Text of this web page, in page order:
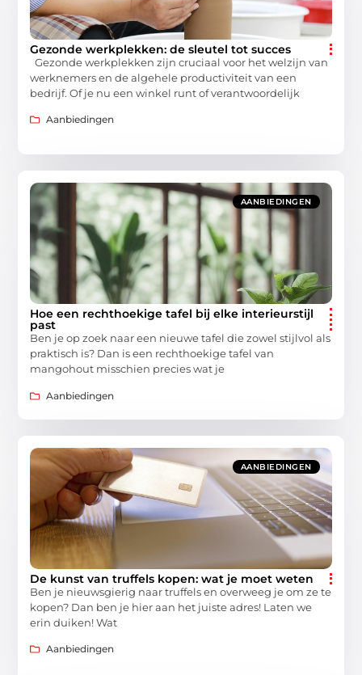
Gezonde werkplekken: de sleutel tot succes
Gezonde werkplekken zijn cruciaal voor het welzijn van
werknemers en de algehele productiviteit van een
bedrijf. Of je nu een winkel runt of verantwoordelijk
Aanbiedingen
AANBIEDINGEN
Hoe een rechthoekige tafel bij elke interieurstijl
past
Ben je op zoek naar een nieuwe tafel die zowel stijlvol als
praktisch is? Dan is een rechthoekige tafel van
mangohout misschien precies wat je
Aanbiedingen
AANBIEDINGEN
De kunst van truffels kopen: wat je moet weten
Ben je nieuwsgierig naar truffels en overweeg je om ze te
kopen? Dan ben je hier aan het juiste adres! Laten we
erin duiken! Wat
Aanbiedingen